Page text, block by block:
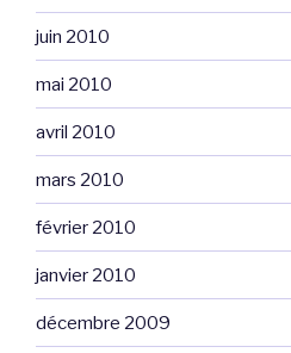
juin 2010
mai 2010
avril 2010
mars 2010
février 2010
janvier 2010
décembre 2009